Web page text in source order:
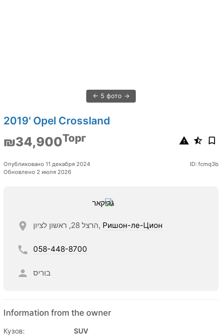
5 фото
2019' Opel Crossland
₪34,900Торг
Опубликовано 11 декабря 2024
Обновлено 2 июля 2026
ID: fcmq3b
הרצל 28, ראשון לציון, Ришон-ле-Цион
058-448-8700
בוריס
Information from the owner
Кузов:
SUV